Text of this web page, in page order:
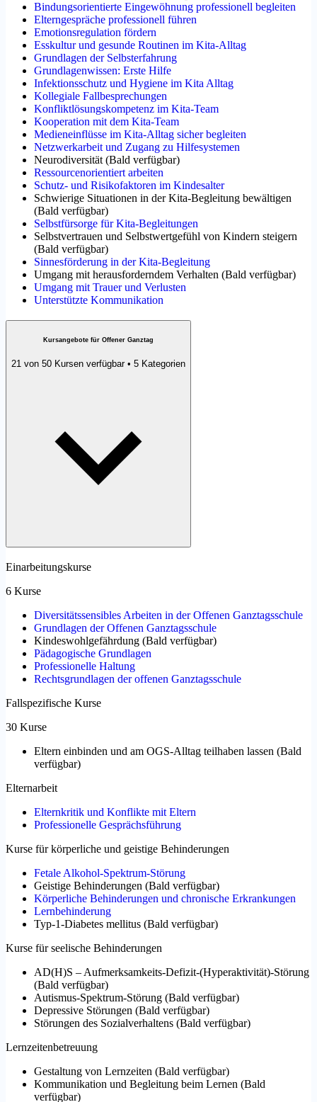
Bindungsorientierte Eingewöhnung professionell begleiten
Elterngespräche professionell führen
Emotionsregulation fördern
Esskultur und gesunde Routinen im Kita-Alltag
Grundlagen der Selbsterfahrung
Grundlagenwissen: Erste Hilfe
Infektionsschutz und Hygiene im Kita Alltag
Kollegiale Fallbesprechungen
Konfliktlösungskompetenz im Kita-Team
Kooperation mit dem Kita-Team
Medieneinflüsse im Kita-Alltag sicher begleiten
Netzwerkarbeit und Zugang zu Hilfesystemen
Neurodiversität (Bald verfügbar)
Ressourcenorientiert arbeiten
Schutz- und Risikofaktoren im Kindesalter
Schwierige Situationen in der Kita-Begleitung bewältigen
(Bald verfügbar)
Selbstfürsorge für Kita-Begleitungen
Selbstvertrauen und Selbstwertgefühl von Kindern steigern
(Bald verfügbar)
Sinnesförderung in der Kita-Begleitung
Umgang mit herausforderndem Verhalten (Bald verfügbar)
Umgang mit Trauer und Verlusten
Unterstützte Kommunikation
Kursangebote für Offener Ganztag
21 von 50 Kursen verfügbar • 5 Kategorien
Einarbeitungskurse
6 Kurse
Diversitätssensibles Arbeiten in der Offenen Ganztagsschule
Grundlagen der Offenen Ganztagsschule
Kindeswohlgefährdung (Bald verfügbar)
Pädagogische Grundlagen
Professionelle Haltung
Rechtsgrundlagen der offenen Ganztagsschule
Fallspezifische Kurse
30 Kurse
Eltern einbinden und am OGS-Alltag teilhaben lassen (Bald
verfügbar)
Elternarbeit
Elternkritik und Konflikte mit Eltern
Professionelle Gesprächsführung
Kurse für körperliche und geistige Behinderungen
Fetale Alkohol-Spektrum-Störung
Geistige Behinderungen (Bald verfügbar)
Körperliche Behinderungen und chronische Erkrankungen
Lernbehinderung
Typ-1-Diabetes mellitus (Bald verfügbar)
Kurse für seelische Behinderungen
AD(H)S – Aufmerksamkeits-Defizit-(Hyperaktivität)-Störung
(Bald verfügbar)
Autismus-Spektrum-Störung (Bald verfügbar)
Depressive Störungen (Bald verfügbar)
Störungen des Sozialverhaltens (Bald verfügbar)
Lernzeitenbetreuung
Gestaltung von Lernzeiten (Bald verfügbar)
Kommunikation und Begleitung beim Lernen (Bald
verfügbar)